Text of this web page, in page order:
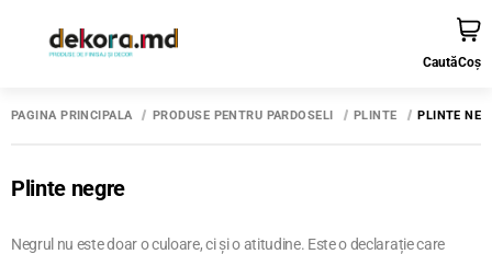
CautăCoș
PAGINA PRINCIPALĂ PRODUSE PENTRU PARDOSELI PLINTE PLINTE
Plinte negre
Negrul nu este doar o culoare, ci și o atitudine. Este o declarație care